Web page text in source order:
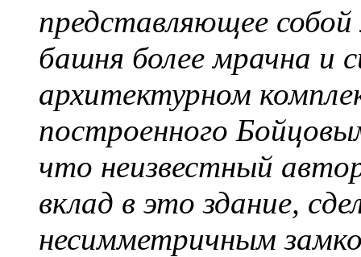
представляющее
башня более мрачна и
архитектурном
построенного
что неизвестный
вклад в это здание,
несимметричным